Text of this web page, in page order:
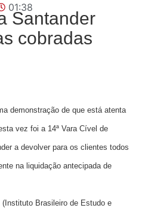
01:38
Santander
cobradas
demonstração de que está atenta
vez foi a 14ª Vara Cível de
a devolver para os clientes todos
na liquidação antecipada de
Brasileiro de Estudo e